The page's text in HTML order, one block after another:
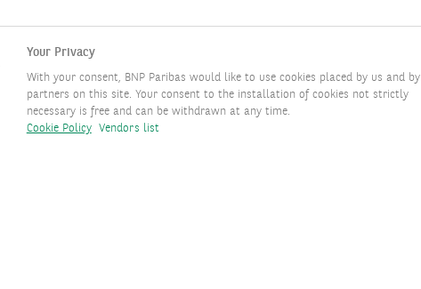
TÉLÉCHARGER LE DOCUMENT COMPLET
( PDF - 2.2MB )
ont lancé des frappes militaires conjointes contre
Your Privacy
With your consent, BNP Paribas would like to use cookies placed by us and by
partners on this site. Your consent to the installation of cookies not strictly
necessary is free and can be withdrawn at any time.
Cookie Policy
Vendors list